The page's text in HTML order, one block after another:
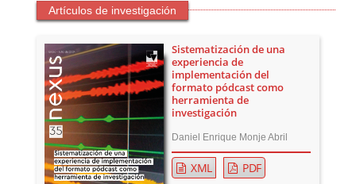
Artículos de investigación
Sistematización de una
experiencia de
implementación del
formato pódcast como
herramienta de
investigación
Daniel Enrique Monje Abril
XML PDF